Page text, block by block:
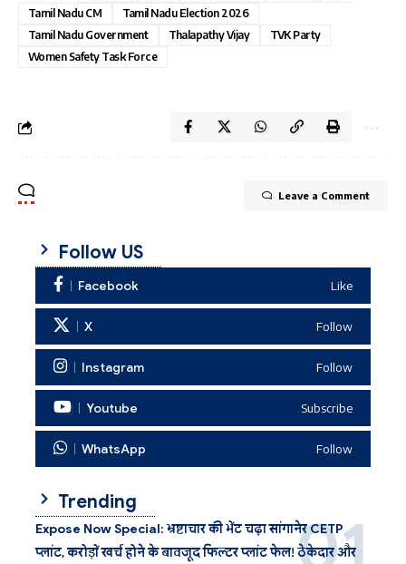
Tamil Nadu CM
Tamil Nadu Election 2026
Tamil Nadu Government
Thalapathy Vijay
TVK Party
Women Safety Task Force
Leave a Comment
Follow US
Facebook Like
X Follow
Instagram Follow
Youtube Subscribe
WhatsApp Follow
Trending
Expose Now Special: भ्रष्टाचार की भेंट चढ़ा सांगानेर CETP
प्लांट, करोड़ों खर्च होने के बावजूद फिल्टर प्लांट फेल! ठेकेदार और